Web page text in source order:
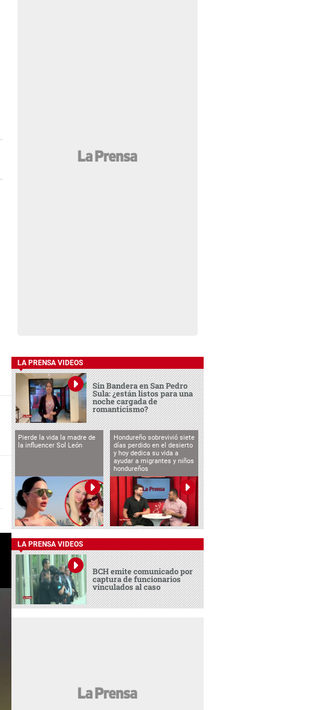
LA PRENSA VIDEOS
Sin Bandera en San Pedro
Sula: ¿están listos para una
noche cargada de
romanticismo?
Pierde la vida la madre de
la influencer Sol León
Hondureño sobrevivió siete
días perdido en el desierto
y hoy dedica su vida a
ayudar a migrantes y niños
hondureños
LA PRENSA VIDEOS
BCH emite comunicado por
captura de funcionarios
vinculados al caso